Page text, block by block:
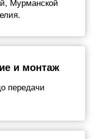
Мурманской
и монтаж
передачи